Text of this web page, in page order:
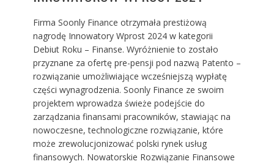
Firma Soonly Finance otrzymała prestiżową
nagrodę Innowatory Wprost 2024 w kategorii
Debiut Roku – Finanse. Wyróżnienie to zostało
przyznane za ofertę pre-pensji pod nazwą Patento –
rozwiązanie umożliwiające wcześniejszą wypłatę
części wynagrodzenia. Soonly Finance ze swoim
projektem wprowadza świeże podejście do
zarządzania finansami pracowników, stawiając na
nowoczesne, technologiczne rozwiązanie, które
może zrewolucjonizować polski rynek usług
finansowych. Nowatorskie Rozwiązanie Finansowe